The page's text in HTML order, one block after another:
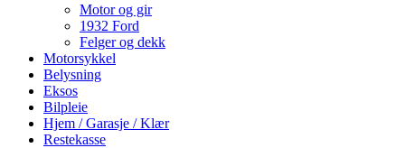
Motor og gir
1932 Ford
Felger og dekk
Motorsykkel
Belysning
Eksos
Bilpleie
Hjem / Garasje / Klær
Restekasse